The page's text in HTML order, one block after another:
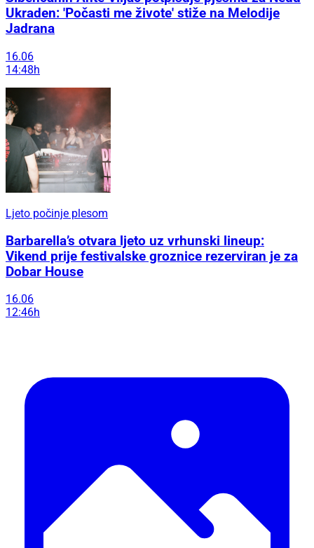
Ukraden: 'Počasti me živote' stiže na Melodije
Jadrana
16.06
14:48h
Ljeto počinje plesom
Barbarella’s otvara ljeto uz vrhunski lineup:
Vikend prije festivalske groznice rezerviran je za
Dobar House
16.06
12:46h